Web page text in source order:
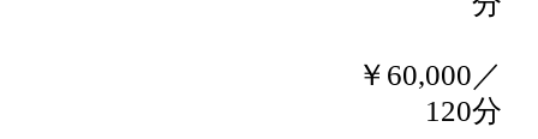
￥60,000／
120分